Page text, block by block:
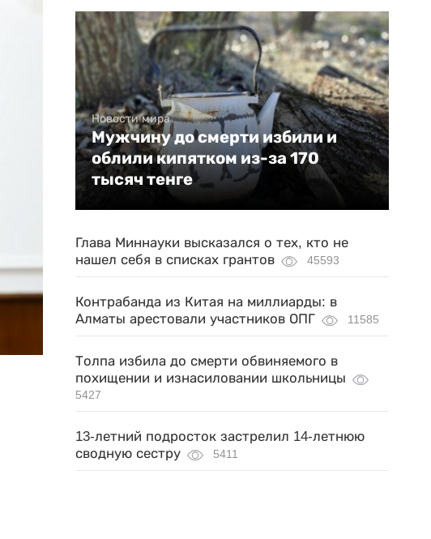
Новости мира
Мужчину до смерти избили и
облили кипятком из-за 170
тысяч тенге
Глава Миннауки высказался о тех, кто не
нашел себя в списках грантов
45593
Контрабанда из Китая на миллиарды: в
Алматы арестовали участников ОПГ
11585
Толпа избила до смерти обвиняемого в
похищении и изнасиловании школьницы
5427
13-летний подросток застрелил 14-летнюю
сводную сестру
5411